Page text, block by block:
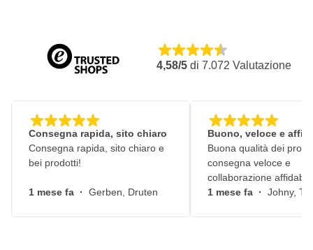
4,58/5 di 7.072 Valutazione
Consegna rapida, sito chiaro
Consegna rapida, sito chiaro e
bei prodotti!
1 mese fa · Gerben, Druten
Buono, veloce e
Buona qualità dei
consegna veloce e
collaborazione
1 mese fa · Johny,